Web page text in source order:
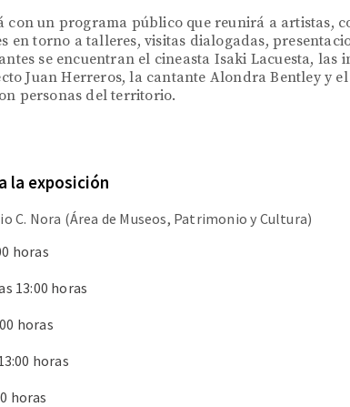
con un programa público que reunirá a artistas,
en torno a talleres, visitas dialogadas,
se encuentran el cineasta Isaki Lacuesta, las
Juan Herreros, la cantante Alondra Bentley y
personas del territorio.
la exposición
C. Nora (Área de Museos, Patrimonio y Cultura)
horas
13:00 horas
horas
horas
horas